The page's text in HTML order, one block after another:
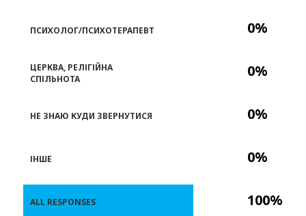
0%
0%
0%
0%
100%
ПСИХОЛОГ/ПСИХОТЕРАПЕВТ
ЦЕРКВА, РЕЛІГІЙНА
СПІЛЬНОТА
НЕ ЗНАЮ КУДИ ЗВЕРНУТИСЯ
ІНШЕ
ALL RESPONSES